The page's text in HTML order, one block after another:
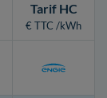
Tarif HC
€ TTC /kWh